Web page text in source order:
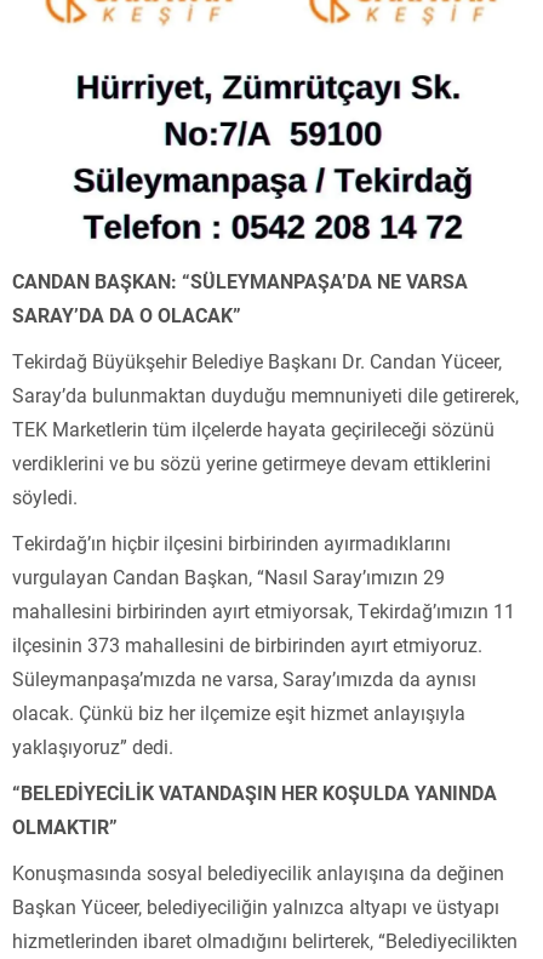
CANDAN BAŞKAN: “SÜLEYMANPAŞA’DA NE VARSA
SARAY’DA DA O OLACAK”
Tekirdağ Büyükşehir Belediye Başkanı Dr. Candan Yüceer,
Saray’da bulunmaktan duyduğu memnuniyeti dile getirerek,
TEK Marketlerin tüm ilçelerde hayata geçirileceği sözünü
verdiklerini ve bu sözü yerine getirmeye devam ettiklerini
söyledi.
Tekirdağ’ın hiçbir ilçesini birbirinden ayırmadıklarını
vurgulayan Candan Başkan, “Nasıl Saray’ımızın 29
mahallesini birbirinden ayırt etmiyorsak, Tekirdağ’ımızın 11
ilçesinin 373 mahallesini de birbirinden ayırt etmiyoruz.
Süleymanpaşa’mızda ne varsa, Saray’ımızda da aynısı
olacak. Çünkü biz her ilçemize eşit hizmet anlayışıyla
yaklaşıyoruz” dedi.
“BELEDİYECİLİK VATANDAŞIN HER KOŞULDA YANINDA
OLMAKTIR”
Konuşmasında sosyal belediyecilik anlayışına da değinen
Başkan Yüceer, belediyeciliğin yalnızca altyapı ve üstyapı
hizmetlerinden ibaret olmadığını belirterek, “Belediyecilikten